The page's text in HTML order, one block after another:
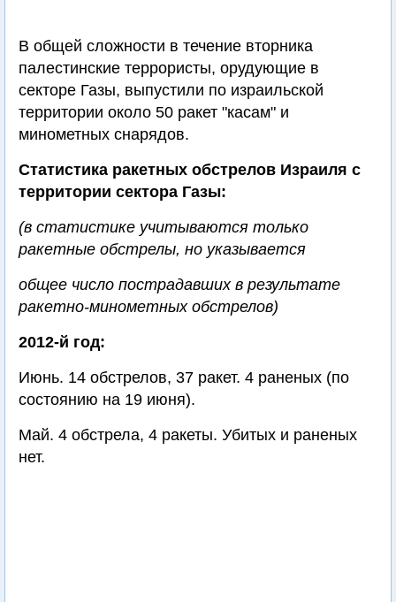
В общей сложности в течение вторника
палестинские террористы, орудующие в
секторе Газы, выпустили по израильской
территории около 50 ракет "касам" и
минометных снарядов.
Статистика ракетных обстрелов Израиля с
территории сектора Газы:
(в статистике учитываются только
ракетные обстрелы, но указывается
общее число пострадавших в результате
ракетно-минометных обстрелов)
2012-й год:
Июнь. 14 обстрелов, 37 ракет. 4 раненых (по
состоянию на 19 июня).
Май. 4 обстрела, 4 ракеты. Убитых и раненых
нет.